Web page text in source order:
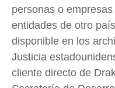
personas o
entidades de otro
disponible en los
Justicia
cliente directo de